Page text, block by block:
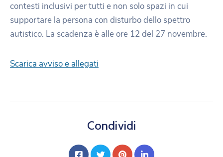
contesti inclusivi per tutti e non solo spazi in cui
supportare la persona con disturbo dello spettro
autistico. La scadenza è alle ore 12 del 27 novembre.
Scarica avviso e allegati
Condividi